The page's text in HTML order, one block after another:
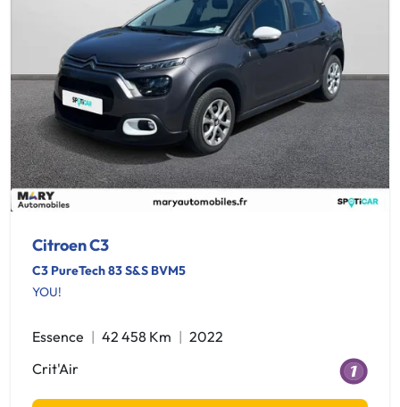
Citroen C3
C3 PureTech 83 S&S BVM5
YOU!
Essence 42 458 Km
2022
Crit'Air